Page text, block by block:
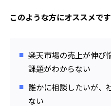
このような方にオススメです
楽天市場の売上が伸び
課題がわからない
誰かに相談したいが、
ない